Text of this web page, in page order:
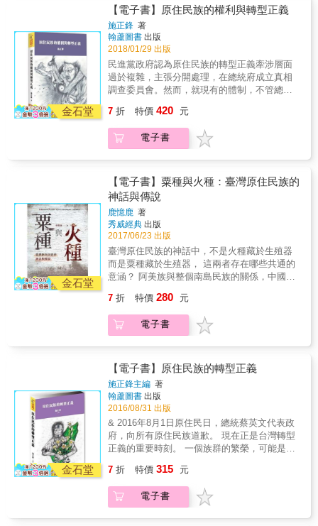
說的筆法重現。 & 最後，做為拉阿魯哇族最重
要及親密他者的矮人傳說，李博士則以史詩篇
章來呼應，藉現代詩創作敘述這段充滿神啟、
先知式的神話。全書內容，盡量減少史料推砌
與宏大敘述（grand narrative），而以人物、事
件、場景的綿密交織來建構，使其兼具報導
性、文學性與可讀性，主題清晰又肌理豐美。
&
金石堂
【電子書】原住民族的權利與轉型正義
施正鋒 著
翰蘆圖書 出版
2018/01/29 出版
民進黨政府認為原住民族的轉型正義牽涉層面
過於複雜，主張分開處理，在總統府成立真相
調查委員會。然而，就現有的體制，不管總統
構，在過去三十多年來，世界上總共四十多個
真相調查委員會，最大的教訓是「沒有調查權
就沒有真相」。如果沒有必要有調查權。那
法推動委員會」，還要在行政院成立小組調查
核廢料，就好像小孩子在夜市用紙做的網來撈
金魚。只能說，無知的背後是傲慢，傲慢的背
後是偏見。
7 折 特價 420 元
電子書
金石堂
【電子書】粟種與火種：臺灣原住民族的
神話與傳說
鹿憶鹿 著
秀威經典 出版
2017/06/23 出版
臺灣原住民族的神話中，不是火種藏於生殖器
而是粟種藏於生殖器， 這兩者存在哪些共通的
意涵？ 阿美族與整個南島民族的關係，中國南
如何？ & &sect;「作物」的起源與「火」的起
源，是世界各民族流傳最廣的文化起源神話。
&sect; & 「往昔本族中某人在天上界有一個朋
米、芋頭的種子，將其放入陽物之穴中，然後
降到此sabdiq之地來，將其播種土中，此為我
社農作物之起源。當時一粒小米就能使四、五
人飽腹，因此番丁們外出時各自把數粒小米藏
在食指指甲縫而行。又當其用餐時，取其一粒
烹煮，增加成為滿鍋的飯。故在狩獵等時，只
要帶四粒去即可過三夜。然而有一孕婦，將其
簸箕中的小米取出，同時投入開水中，結果鍋
破裂，熱水迸出而小米四散，孕婦被此噴中而
腹。」──paliljauz番sabdiq群社的粟種神話 &
臺灣原住民族的文化內涵，可以說就是「小米
的文化」，其生活信仰與祭典儀式，全與小米
7 折 特價 280 元
電子書
金石堂
【電子書】原住民族的轉型正義
施正鋒主編 著
翰蘆圖書 出版
2016/08/31 出版
& 2016年8月1日原住民日，總統蔡英文代表政
府，向所有原住民族道歉。 現在正是台灣轉型
正義的重要時刻。 一個族群的繁榮，可能是建
類發展的必然結果，也不該再將種種不公平的
現狀視為理所當然。 過往的殖民∕威權政權忽視
人民的權利，在槍桿前，死去的人們只能埋屍
7 折 特價 315 元
電子書